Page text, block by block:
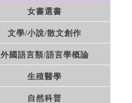
女書選書
文學/小說/散文創作
外國語言類/語言學概論
生殖醫學
自然科普